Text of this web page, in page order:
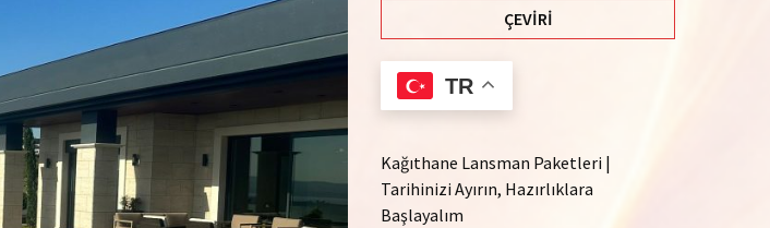
ÇEVIRI
TR
Kağıthane Lansman Paketleri |
Tarihinizi Ayırın, Hazırlıklara
Başlayalım